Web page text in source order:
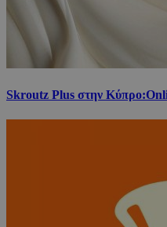
Skroutz Plus στην